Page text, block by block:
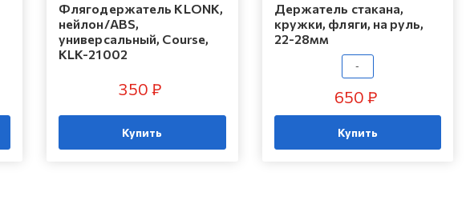
Флягодержатель KLONK,
нейлон/ABS,
универсальный, Course,
KLK-21002
350 ₽
Купить
Держатель стакана,
кружки, фляги, на руль,
22-28мм
-
650 ₽
Купить